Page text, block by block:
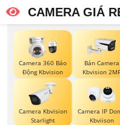
CAMERA GIÁ
Camera 360 Báo
Động Kbvision
Bán Camera
Kbvision
Camera Kbvision
Starlight
Camera IP
Kbviison